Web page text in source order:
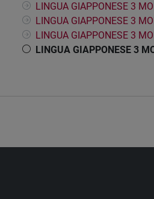
LINGUA GIAPPONESE 3
LINGUA GIAPPONESE 3
LINGUA GIAPPONESE 3
LINGUA GIAPPONESE 3